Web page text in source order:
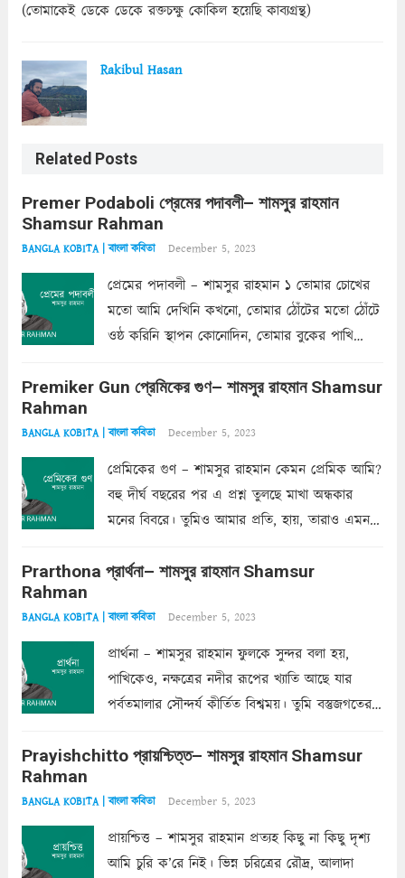
(তোমাকেই ডেকে ডেকে রক্তচক্ষু কোকিল হয়েছি কাব্যগ্রন্থ)
Rakibul Hasan
Related Posts
Premer Podaboli প্রেমের পদাবলী– শামসুর রাহমান
Shamsur Rahman
BANGLA KOBITA | বাংলা কবিতা December 5, 2023
প্রেমের পদাবলী – শামসুর রাহমান ১ তোমার চোখের
মতো আমি দেখিনি কখনো, তোমার ঠোঁটের মতো ঠোঁটে
ওষ্ঠ করিনি স্থাপন কোনোদিন, তোমার বুকের পাখি
কোথাও কি এরকম ছায়া দেয় ক্লান্তির প্রহরে? মুছে
Premiker Gun প্রেমিকের গুণ– শামসুর রাহমান Shamsur
Rahman
BANGLA KOBITA | বাংলা কবিতা December 5, 2023
প্রেমিকের গুণ – শামসুর রাহমান কেমন প্রেমিক আমি?
বহু দীর্ঘ বছরের পর এ প্রশ্ন তুলছে মাখা অন্ধকার
মনের বিবরে। তুমিও আমার প্রতি, হায়, তারাও এমন
একান্ত জরুরি- নইলে একটি দেয়াল নিমেষেই ভীষণ
Prarthona প্রার্থনা– শামসুর রাহমান Shamsur
Rahman
BANGLA KOBITA | বাংলা কবিতা December 5, 2023
প্রার্থনা – শামসুর রাহমান ফুলকে সুন্দর বলা হয়,
পাখিকেও, নক্ষত্রের নদীর রূপের খ্যাতি আছে যার
পর্বতমালার সৌন্দর্য কীর্তিত বিশ্বময়। তুমি বস্তুজগতের
তার সুষমায় পার্থক্য অনেক। তোমাকে সুন্দরী বলা চলে,
Prayishchitto প্রায়শ্চিত্ত– শামসুর রাহমান Shamsur
Rahman
BANGLA KOBITA | বাংলা কবিতা December 5, 2023
প্রায়শ্চিত্ত – শামসুর রাহমান প্রত্যহ কিছু না কিছু দৃশ্য
আমি চুরি ক’রে নিই। ভিন্ন চরিত্রের রৌদ্র, আলাদা